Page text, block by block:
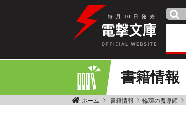
毎 月 10 日 発 売
書籍情報
ホーム 書籍情報 輪環の魔導師